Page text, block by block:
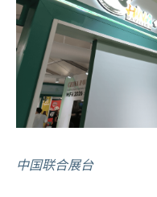
中国联合展台